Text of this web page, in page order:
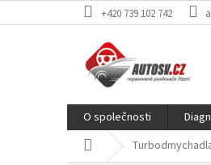
na
+420 739 102 742
O společnosti
Domů